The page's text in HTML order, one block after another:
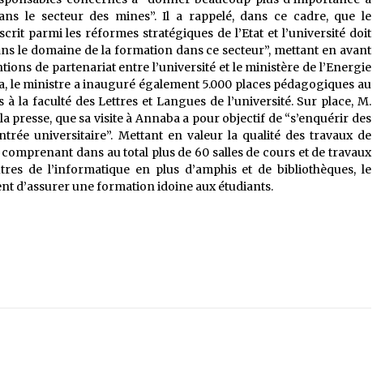
le secteur des mines”. Il a rappelé, dans ce cadre, que le
parmi les réformes stratégiques de l’Etat et l’université doit
le domaine de la formation dans ce secteur”, mettant en avant
de partenariat entre l’université et le ministère de l’Energie
le ministre a inauguré également 5.000 places pédagogiques au
la faculté des Lettres et Langues de l’université. Sur place, M.
presse, que sa visite à Annaba a pour objectif de “s’enquérir des
universitaire”. Mettant en valeur la qualité des travaux de
dans au total plus de 60 salles de cours et de travaux
de l’informatique en plus d’amphis et de bibliothèques, le
d’assurer une formation idoine aux étudiants.